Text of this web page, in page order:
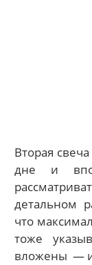
Вторая
дне и
детальном
что
тоже
вложены —